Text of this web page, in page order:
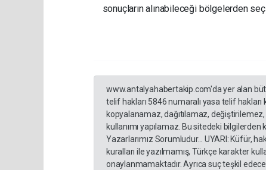
sonuçların alınabileceği bölgelerden
www.antalyahabertakip.com'da yer alan
telif hakları 5846 numaralı yasa telif hakları
kopyalanamaz, dağıtılamaz,
kullanımı yapılamaz. Bu sitedeki
Yazarlarımız Sorumludur... UYARI: Küfür,
kuralları ile yazılmamış, Türkçe karakter
onaylanmamaktadır. Ayrıca suç teşkil